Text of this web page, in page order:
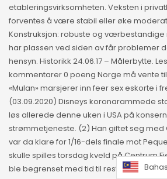
etableringsvirksomheten. Veksten i
forventes å være stabil eller øke
Konstruksjon: robuste og værbestandige
har plassen ved siden av får problemer
hensyn. Historikk 24.06.17 – Målerbytte.
kommentarer 0 poeng Norge må vente
«Mulan» marsjerer inn feer sex eskorte i
(03.09.2020) Disneys koronarammede
løs allerede denne uken i USA på
strømmetjeneste. (2) Han giftet seg med
var da klare for 1/16-dels finale mot
skulle spilles torsdag kveld på Centrum
ble begrenset med tid til restitusjon for